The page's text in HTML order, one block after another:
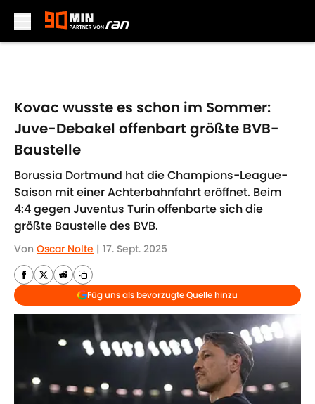
Kovac wusste es schon im Sommer:
Juve-Debakel offenbart größte BVB-
Baustelle
Borussia Dortmund hat die Champions-League-
Saison mit einer Achterbahnfahrt eröffnet. Beim
4:4 gegen Juventus Turin offenbarte sich die
größte Baustelle des BVB.
Von Oscar Nolte | 17. Sept. 2025
Füg uns als bevorzugte Quelle hinzu